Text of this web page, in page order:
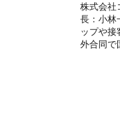
株式会社
長：小林
ップや接
外合同で